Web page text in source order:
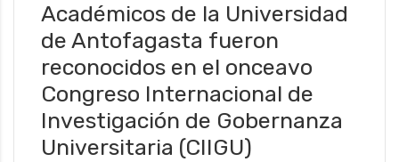
Académicos de la Universidad
de Antofagasta fueron
reconocidos en el onceavo
Congreso Internacional de
Investigación de Gobernanza
Universitaria (CIIGU)